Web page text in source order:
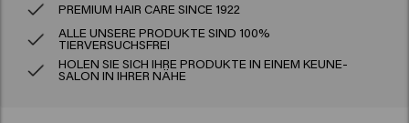
PREMIUM HAIR CARE SINCE 1922
ALLE UNSERE PRODUKTE SIND 100%
TIERVERSUCHSFREI
HOLEN SIE SICH IHRE PRODUKTE IN EINEM KEUNE-
SALON IN IHRER NÄHE